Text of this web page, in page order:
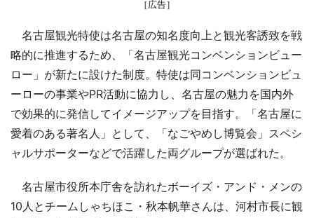
［広告］
名古屋観光特使は名古屋の知名度向上と観光客誘致を戦
略的に推進するため、「名古屋観光コンベンションビュー
ロー」が新たに設けた制度。特使は同コンベンションビュ
ーローの事業やPR活動に協力し、名古屋の魅力を国内外
で効果的に発信してイメージアップを目指す。「名古屋に
愛着のある著名人」として、「なごやめし博覧会」スペシ
ャルサポーターなどで活躍した両グループが選ばれた。
名古屋市役所本庁舎を訪れたボーイズ・アンド・メンの
10人とチームしゃちほこ・秋本帆華さんは、河村市長に観